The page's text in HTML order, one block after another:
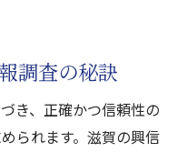
調査の秘訣
き、正確かつ信頼性の
られます。滋賀の興信